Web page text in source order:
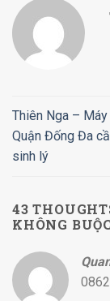
Thiên Nga –
Quận Đống Đa
sinh lý
43
KHÔNG